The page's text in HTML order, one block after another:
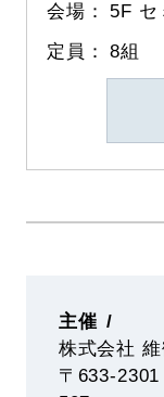
5F セ
8組
主催
株式会社
〒633-